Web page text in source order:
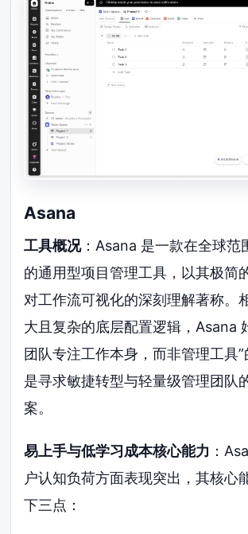
Asana
工具概况：Asana 是一款在全球范
的通用型项目管理工具，以其极简
对工作流可视化的深刻理解著称。
大且复杂的底层配置逻辑，Asana
团队专注工作本身，而非管理工具”
是寻求敏捷转型与轻量级管理团队
案。
易上手与低学习成本核心能力 ：
户认知负荷方面表现突出，其核心
下三点：